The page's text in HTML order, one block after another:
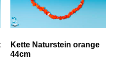
Kette Naturstein orange
44cm